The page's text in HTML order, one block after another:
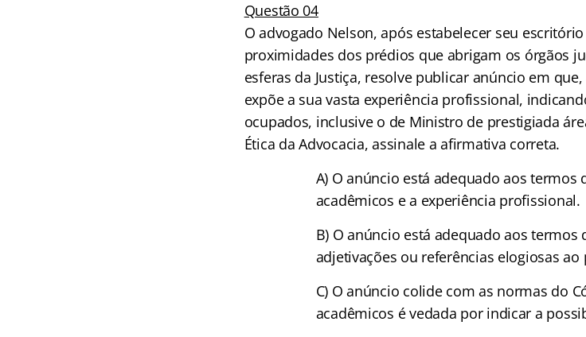
Questão 04
O advogado Nelson, após estabelecer seu
proximidades dos prédios que abrigam os órgãos
esferas da Justiça, resolve publicar anúncio em
expõe a sua vasta experiência profissional,
ocupados, inclusive o de Ministro de prestigiada
Ética da Advocacia, assinale a afirmativa correta.
A) O anúncio está adequado aos
acadêmicos e a experiência profissional.
B) O anúncio está adequado aos
adjetivações ou referências elogiosas
C) O anúncio colide com as normas do
acadêmicos é vedada por indicar a